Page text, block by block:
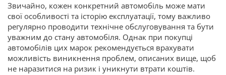
Звичайно, кожен конкретний автомобіль може мати
свої особливості та історію експлуатації, тому важливо
регулярно проводити технічне обслуговування та бути
уважним до стану автомобіля. Однак при покупці
автомобілів цих марок рекомендується врахувати
можливість виникнення проблем, описаних вище, щоб
не наразитися на ризик і уникнути втрати коштів.